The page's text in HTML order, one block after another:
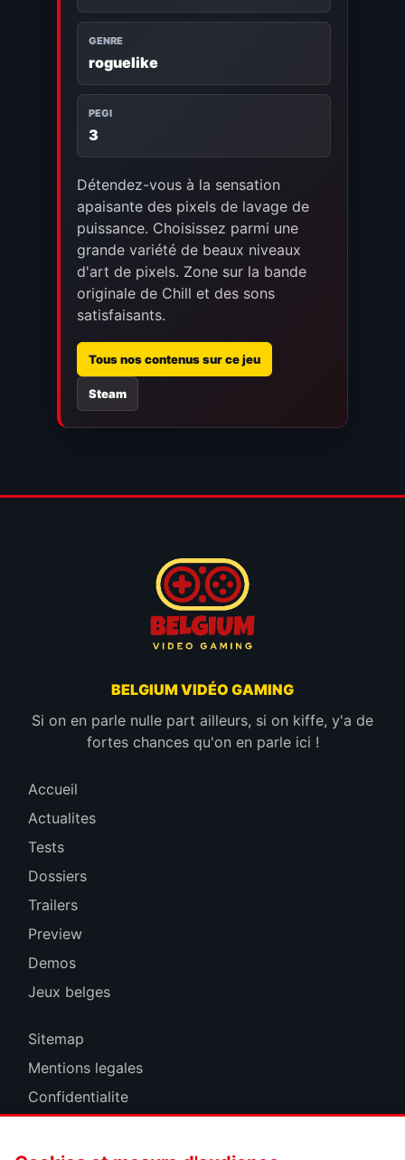
GENRE
roguelike
PEGI
3
Détendez-vous à la sensation
apaisante des pixels de lavage de
puissance. Choisissez parmi une
grande variété de beaux niveaux
d'art de pixels. Zone sur la bande
originale de Chill et des sons
satisfaisants.
Tous nos contenus sur ce jeu
Steam
BELGIUM VIDÉO GAMING
Si on en parle nulle part ailleurs, si on kiffe, y'a de
fortes chances qu'on en parle ici !
Accueil
Actualites
Tests
Dossiers
Trailers
Preview
Demos
Jeux belges
Sitemap
Mentions legales
Confidentialite